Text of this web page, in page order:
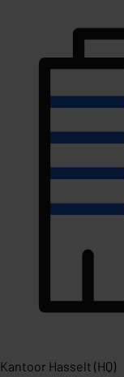
Kantoor Hasselt (HQ)